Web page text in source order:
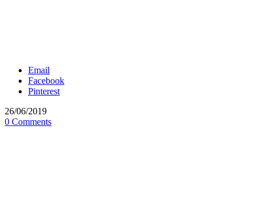
Email
Facebook
Pinterest
26/06/2019
0 Comments